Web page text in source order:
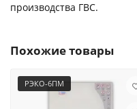
производства ГВС.
Похожие товары
РЭКО-6ПМ